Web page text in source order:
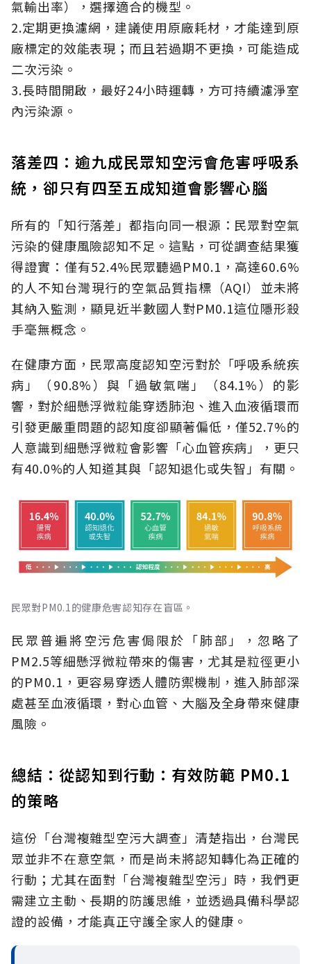
氣輸出率），選擇適合的機型。
2.定期更換濾網，建議使用原廠耗材，才能達到原
廠標定的效能表現；而且若過期不更換，可能造成
二次污染。
3.長時間開啟，最好24小時運轉，方可持續濾淨室
內污染源。
落差四：逾九成民眾知空污會危害呼吸系
統，卻只有四至五成知道會影響心腦
所有的「知行落差」都指向同一根源：民眾對空氣
污染的健康風險認知不足。這點，可從調查結果獲
得證實：僅有52.4%民眾聽過PM0.1，高達60.6%
的人不知台灣現行的空氣品質指標（AQI）並未將
其納入監測，顯見近半數國人對PM0.1這位隱形殺
手毫無概念。
在健康方面，民眾高度認知空污對於「呼吸系統疾
病」（90.8%）與「過敏氣喘」（84.1%）的影
響，對於細懸浮微粒能穿透肺泡、進入血液循環而
引發更嚴重問題的認知度卻顯著偏低，僅52.7%的
人意識到細懸浮微粒會影響「心血管疾病」，更只
有40.0%的人知道其與「認知退化或失智」有關。
民眾對PM0.1的健康危害認知存在盲區。
民眾普遍將空污危害侷限於「肺部」，忽略了
PM2.5等細懸浮微粒帶來的傷害，尤其是粒徑更小
的PM0.1，更容易穿透人體防禦機制，進入肺部深
處甚至血液循環，對心血管、大腦及全身帶來健康
風險。
總結：從認知到行動：有效防範 PM0.1
的策略
這份「台灣複雜型空污大調查」清楚指出，台灣民
眾並非不在意空氣，而是尚未將認知轉化為正確的
行動；尤其在面對「台灣複雜型空污」時，我們更
需建立主動、長期的防護思維，並透過具備科學認
證的設備，才能真正守護全家人的健康。